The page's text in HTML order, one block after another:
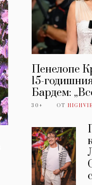
Пенелопе
15-
Бардем:
30+ ОТ